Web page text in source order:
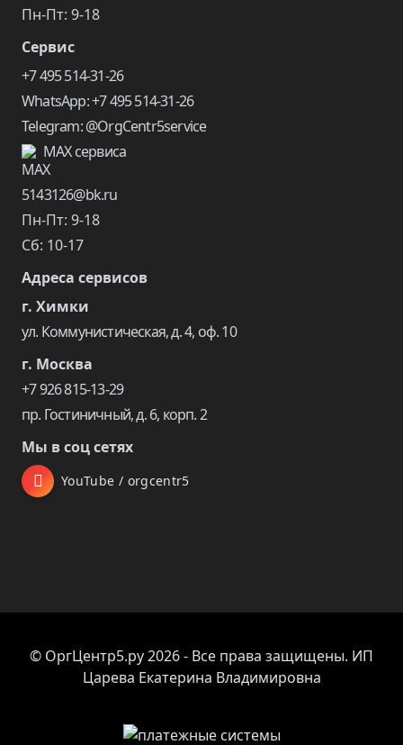
Пн-Пт: 9-18
Сервис
+7 495 514-31-26
WhatsApp: +7 495 514-31-26
Telegram: @OrgCentr5service
MAX сервиса
5143126@bk.ru
Пн-Пт: 9-18
Сб: 10-17
Адреса сервисов
г. Химки
ул. Коммунистическая, д. 4, оф. 10
г. Москва
+7 926 815-13-29
пр. Гостиничный, д. 6, корп. 2
Мы в соц сетях
YouTube / orgcentr5
© ОргЦентр5.ру 2026 - Все права защищены. ИП
Царева Екатерина Владимировна